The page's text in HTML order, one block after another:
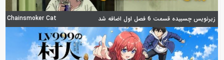
زیرنویس چسبیده قسمت 6 فصل اول اضافه شد Chainsmoker Cat